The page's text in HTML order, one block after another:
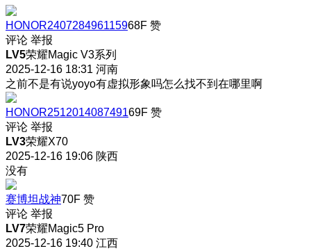
HONOR240728496115968F 赞
评论 举报
LV5荣耀Magic V3系列
2025-12-16 18:31 河南
之前不是有说yoyo有虚拟形象吗怎么找不到在哪里啊
HONOR251201408749169F 赞
评论 举报
LV3荣耀X70
2025-12-16 19:06 陕西
没有
赛博坦战神70F 赞
评论 举报
LV7荣耀Magic5 Pro
2025-12-16 19:40 江西